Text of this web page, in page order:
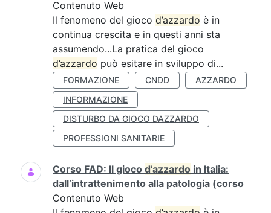
Contenuto Web
Il fenomeno del gioco d’azzardo è in
continua crescita e in questi anni sta
assumendo...La pratica del gioco
d’azzardo può esitare in sviluppo di...
FORMAZIONE CNDD
AZZARDO
INFORMAZIONE
DISTURBO DA GIOCO DAZZARDO
PROFESSIONI SANITARIE
Corso FAD: Il gioco d’azzardo in Italia:
dall’intrattenimento alla patologia (corso
Contenuto Web